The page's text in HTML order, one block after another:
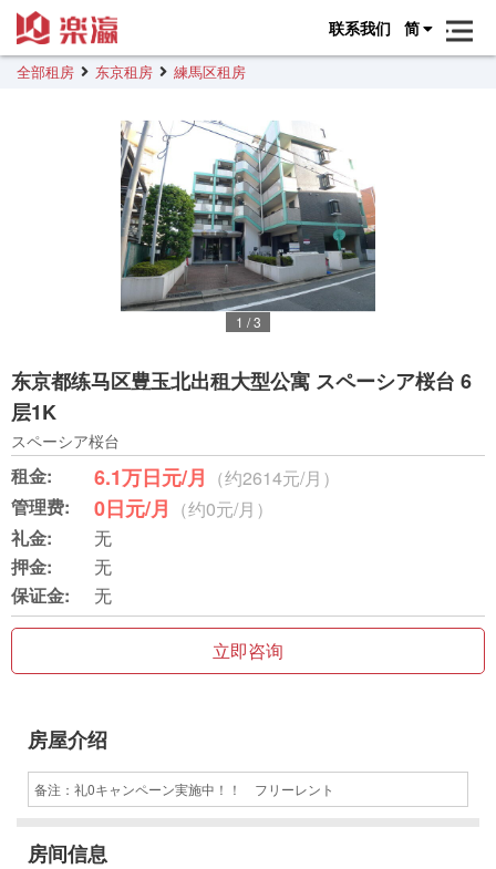
联系我们 简
全部租房 东京租房 練馬区租房
1 /3
东京都练马区豊玉北出租大型公寓 スペーシア桜台 6
层1K
スペーシア桜台
租金: 6.1万日元/月 （约2614元/月）
管理费:
0日元/月 （约0元/月）
礼金:
无
押金:
无
保证金:
无
立即咨询
房屋介绍
备注：礼0キャンペーン実施中！！ フリーレント
房间信息